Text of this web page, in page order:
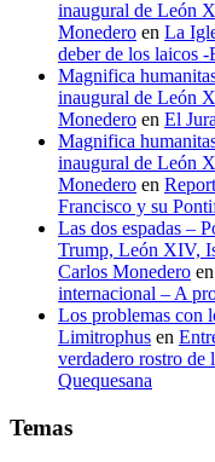
inaugural de León
Monedero en La
deber de los laicos
Magnifica
inaugural de León
Monedero en El
Magnifica
inaugural de León
Monedero en
Francisco y su
Las dos espadas –
Trump, León XIV,
Carlos Monedero en
internacional – A
Los problemas con
Limitrophus en
verdadero rostro de
Quequesana
Temas